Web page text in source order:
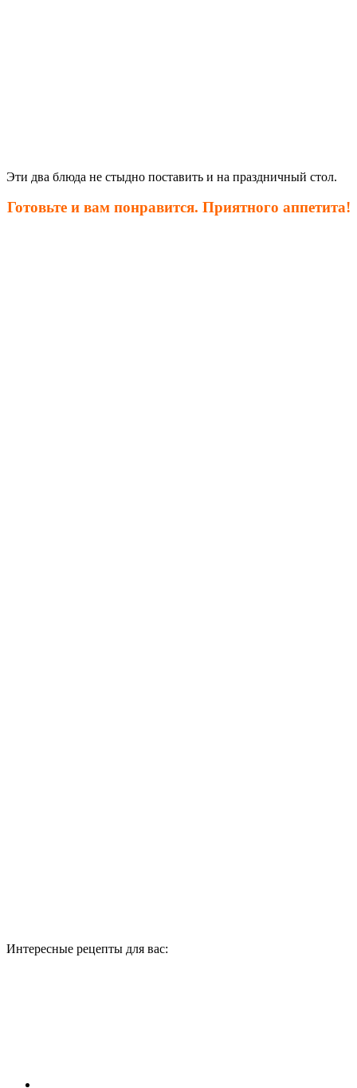
Эти два блюда не стыдно поставить и на праздничный стол.
Готовьте и вам понравится. Приятного аппетита!
Интересные рецепты для вас: